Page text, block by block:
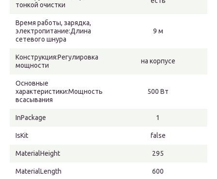
тонкой очистки
Время работы, зарядка,
электропитание:Длина
сетевого шнура
9 м
Конструкция:Регулировка
мощности
на корпусе
Основные
характеристики:Мощность
всасывания
500 Вт
InPackage 1
IsKit false
MaterialHeight 295
MaterialLength 600